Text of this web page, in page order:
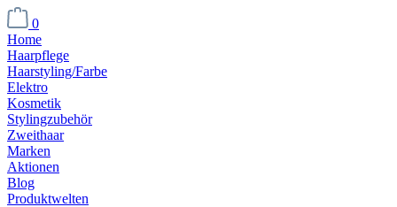
0
Home
Haarpflege
Haarstyling/Farbe
Elektro
Kosmetik
Stylingzubehör
Zweithaar
Marken
Aktionen
Blog
Produktwelten